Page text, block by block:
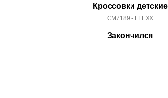
Кроссовки детские
CM7189 - FLEXX
Закончился